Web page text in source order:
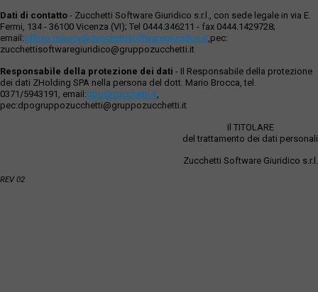
Dati di contatto - Zucchetti Software Giuridico s.r.l., con sede legale in via E.
Fermi, 134 - 36100 Vicenza (VI); Tel 0444.346211 - fax 0444.1429728;
email:ufficio.privacy@zucchettisoftwaregiuridico.it,pec:
zucchettisoftwaregiuridico@gruppozucchetti.it
Responsabile della protezione dei dati - Il Responsabile della protezione
dei dati ZHolding SPA nella persona del dott. Mario Brocca, tel.
0371/5943191, email:dpo@zucchetti.it,
pec:dpogruppozucchetti@gruppozucchetti.it
Il TITOLARE
del trattamento dei dati personali
Zucchetti Software Giuridico s.r.l.
REV 02